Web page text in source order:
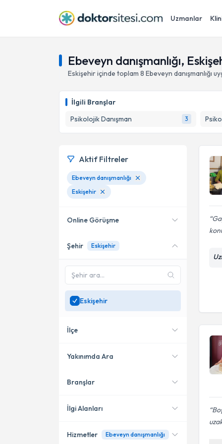
Uzmanlar
Ebeveyn danışmanlığı,
Eskişehiriçinde toplam 8 Ebeveyn danışmanlığı
İlgili Branşlar
Psikolojik Danışman
3
Aktif Filtreler
Ebeveyn danışmanlığı
Eskişehir
Online Görüşme
Online danışmanlık sunan
SadeceEskişehir
bölgesinde uzman ara
Şehir Eskişehir
Eskişehir
İlçe
Tepebaşı
Odunpazarı
Yakınımda Ara
Konumuma yakın uzmanları
Branşlar
Psikolojik Danışman
İlgi Alanları
Hizmetler Ebeveyn danışmanlığı